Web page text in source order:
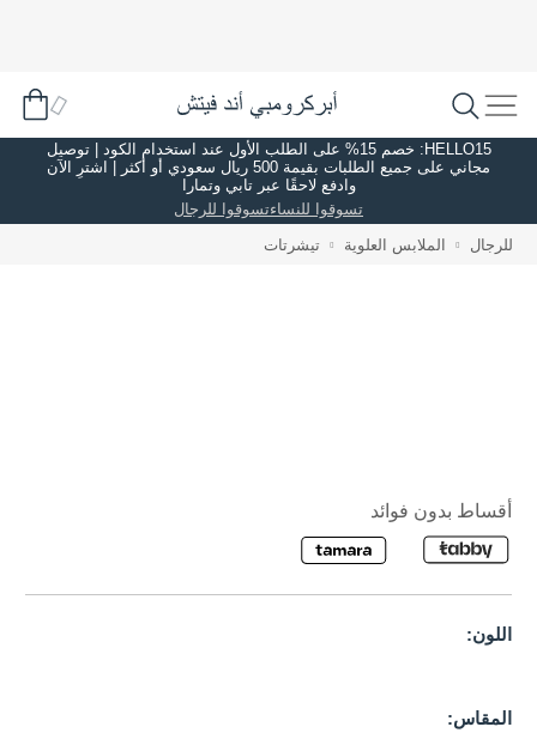
HELLO15: خصم 15% على الطلب الأول عند استخدام الكود | توصيل
مجاني على جميع الطلبات بقيمة 500 ريال سعودي أو أكثر | اشترِ الآن
وادفع لاحقًا عبر تابي وتمارا
تسوقوا للنساءتسوقوا للرجال
للرجال الملابس العلوية تيشرتات
أقساط بدون فوائد
اللون:
المقاس: